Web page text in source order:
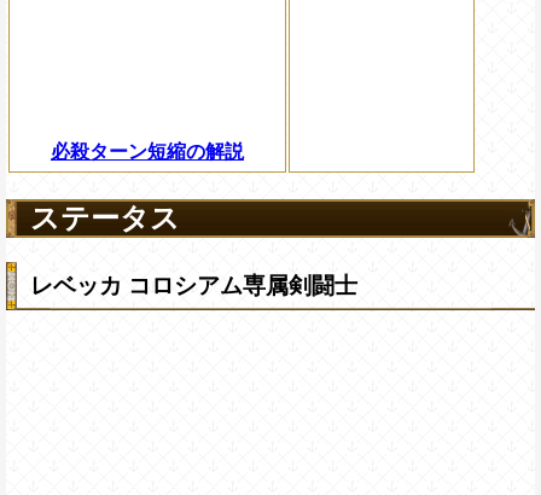
必殺ターン短縮の解説
ステータス
レベッカ コロシアム専属剣闘士